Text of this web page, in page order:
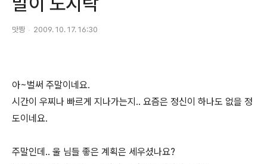
맛짱 2009. 10. 17. 16:30
아~벌써 주말이네요.
시간이 우찌나 빠르게 지나가는지.. 요즘은 정신이 하나도 없을 정
도이네요.
주말인데.. 울 님들 좋은 계획은 세우셨나요?